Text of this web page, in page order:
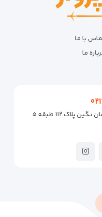
با ما
ما
۱۱۲ طبقه ۵